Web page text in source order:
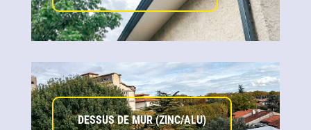
DESSUS DE MUR (ZINC/ALU)